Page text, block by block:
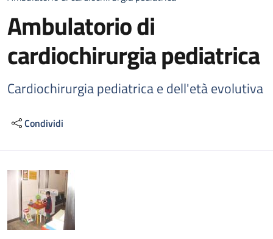
Ambulatorio di
cardiochirurgia pediatrica
Cardiochirurgia pediatrica e dell'età evolutiva
Condividi
Descrizione